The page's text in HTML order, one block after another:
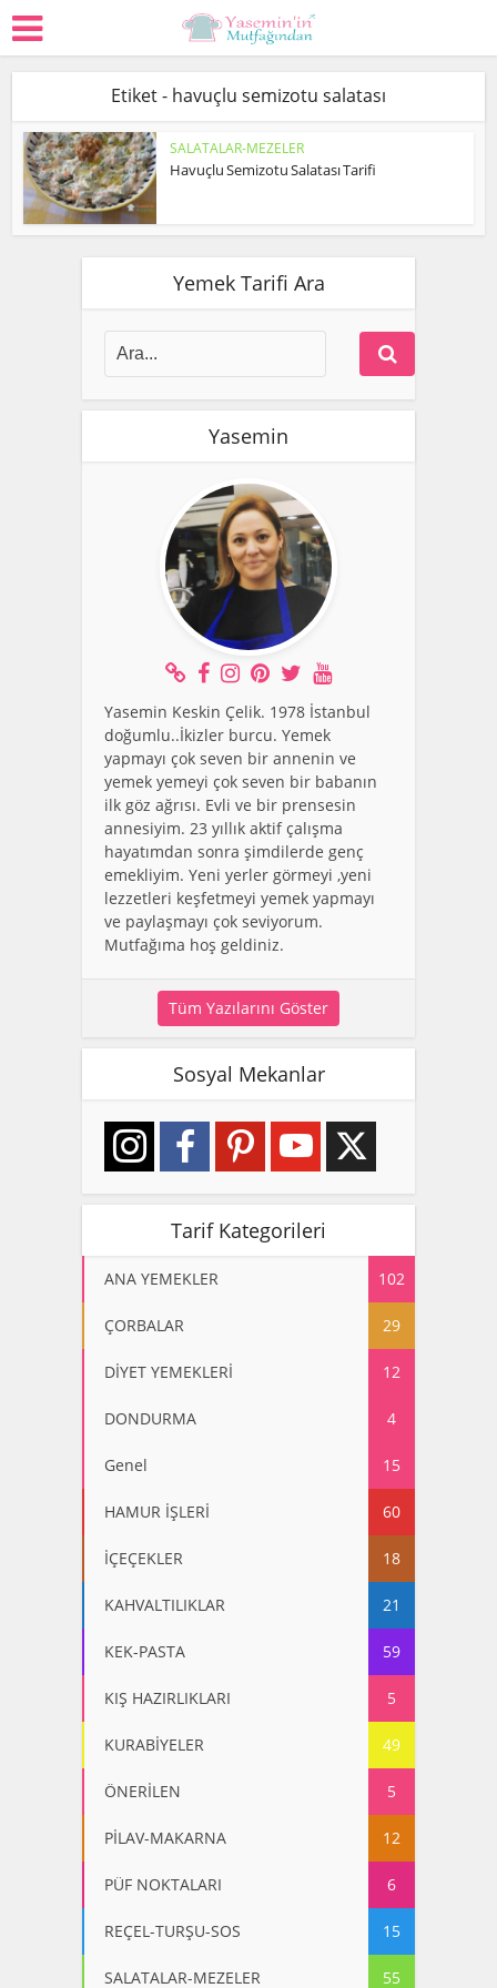
Etiket - havuçlu semizotu salatası
SALATALAR-MEZELER
Havuçlu Semizotu Salatası Tarifi
Yemek Tarifi Ara
Yasemin
Yasemin Keskin Çelik. 1978 İstanbul
doğumlu..İkizler burcu. Yemek
yapmayı çok seven bir annenin ve
yemek yemeyi çok seven bir babanın
ilk göz ağrısı. Evli ve bir prensesin
annesiyim. 23 yıllık aktif çalışma
hayatımdan sonra şimdilerde genç
emekliyim. Yeni yerler görmeyi ,yeni
lezzetleri keşfetmeyi yemek yapmayı
ve paylaşmayı çok seviyorum.
Mutfağıma hoş geldiniz.
Tüm Yazılarını Göster
Sosyal Mekanlar
Tarif Kategorileri
ANA YEMEKLER 102
ÇORBALAR 29
DİYET YEMEKLERİ 12
DONDURMA 4
Genel 15
HAMUR İŞLERİ 60
İÇEÇEKLER 18
KAHVALTILIKLAR 21
KEK-PASTA 59
KIŞ HAZIRLIKLARI 5
KURABİYELER 49
ÖNERİLEN 5
PİLAV-MAKARNA 12
PÜF NOKTALARI 6
REÇEL-TURŞU-SOS 15
SALATALAR-MEZELER 55